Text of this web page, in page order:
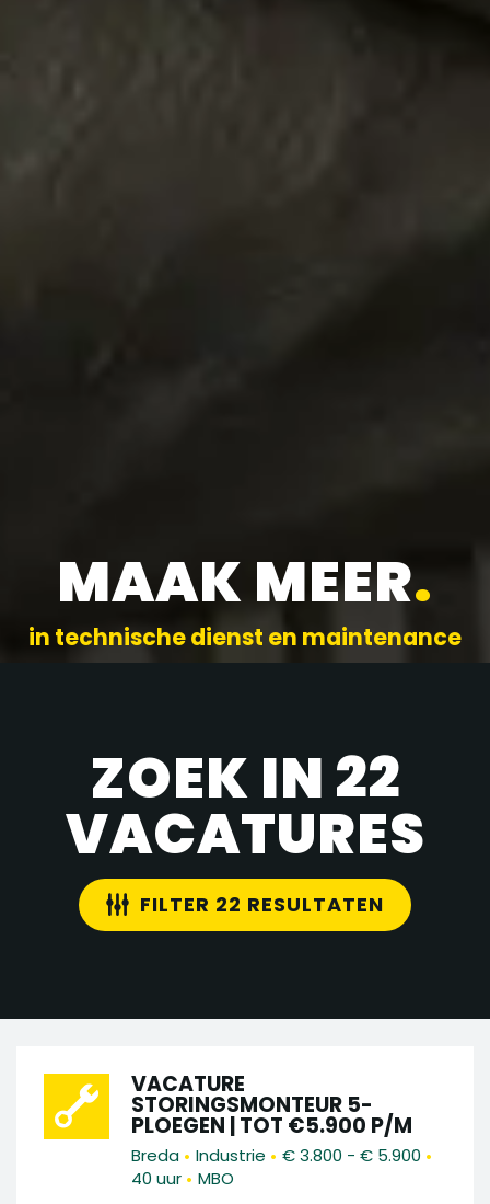
MAAK MEER.
in technische dienst en maintenance
ZOEK IN 22
VACATURES
FILTER 22 RESULTATEN
VACATURE
STORINGSMONTEUR 5-
PLOEGEN | TOT €5.900 P/M
Breda • Industrie • € 3.800 - € 5.900 •
40 uur • MBO